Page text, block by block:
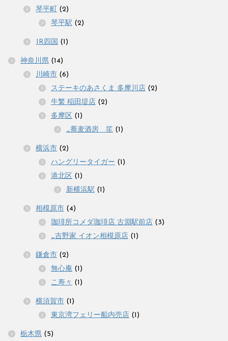
琴平町 (2)
琴平駅 (2)
JR四国 (1)
神奈川県 (14)
川崎市 (6)
ステーキのあさくま 多摩川店 (2)
牛繁 稲田堤店 (2)
多摩区 (1)
_蕎麦酒房 笙 (1)
横浜市 (2)
ハングリータイガー (1)
港北区 (1)
新横浜駅 (1)
相模原市 (4)
珈琲所コメダ珈琲店 古淵駅前店 (3)
_吉野家 イオン相模原店 (1)
鎌倉市 (2)
無心庵 (1)
こ寿々 (1)
横須賀市 (1)
東京湾フェリー船内売店 (1)
栃木県 (5)